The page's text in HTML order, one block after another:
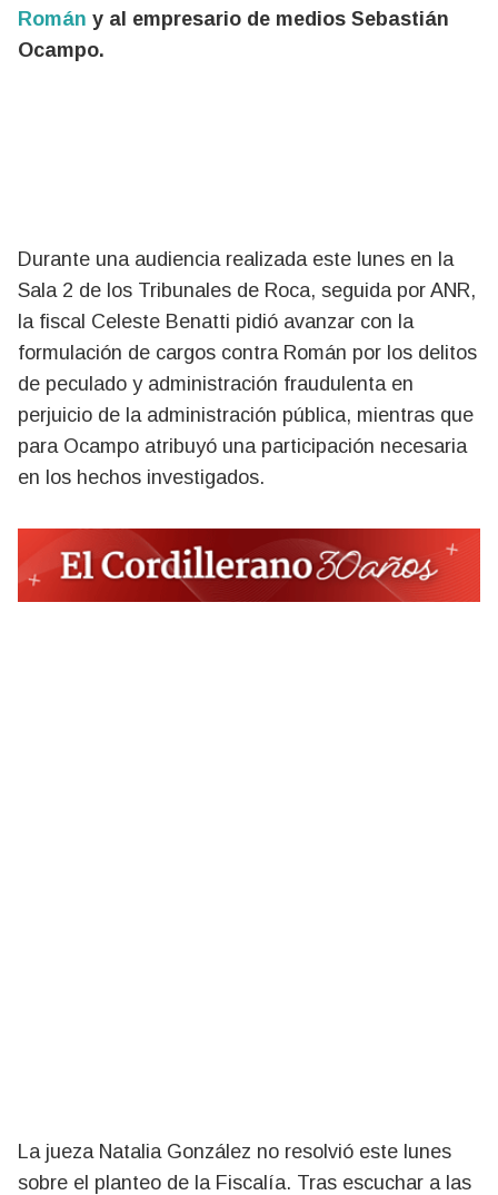
Román y al empresario de medios Sebastián
Ocampo.
Durante una audiencia realizada este lunes en la
Sala 2 de los Tribunales de Roca, seguida por ANR,
la fiscal Celeste Benatti pidió avanzar con la
formulación de cargos contra Román por los delitos
de peculado y administración fraudulenta en
perjuicio de la administración pública, mientras que
para Ocampo atribuyó una participación necesaria
en los hechos investigados.
La jueza Natalia González no resolvió este lunes
sobre el planteo de la Fiscalía. Tras escuchar a las